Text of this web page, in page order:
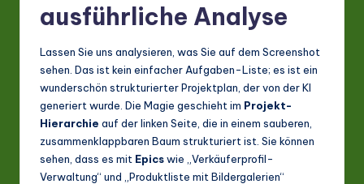
w
In
ausführliche Analyse
Lassen Sie uns analysieren, was Sie auf dem Screenshot
sehen. Das ist kein einfacher Aufgaben-Liste; es ist ein
wunderschön strukturierter Projektplan, der von der KI
generiert wurde. Die Magie geschieht im Projekt-
Hierarchie auf der linken Seite, die in einem sauberen,
zusammenklappbaren Baum strukturiert ist. Sie können
sehen, dass es mit Epicswie „Verkäuferprofil-
Verwaltung“ und „Produktliste mit Bildergalerien“